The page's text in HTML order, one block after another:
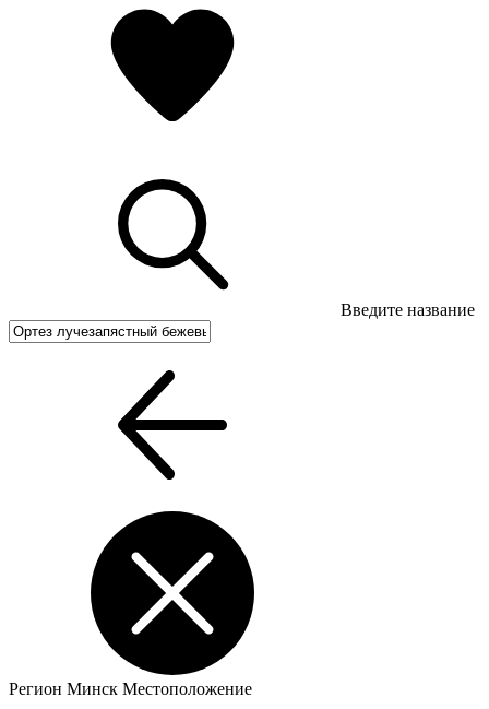
Введите название
Регион Минск Местоположение